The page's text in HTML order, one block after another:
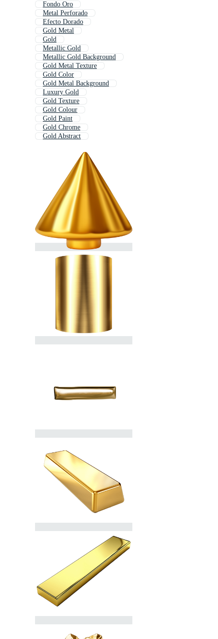
Fondo Oro
Metal Perforado
Efecto Dorado
Gold Metal
Gold
Metallic Gold
Metallic Gold Background
Gold Metal Texture
Gold Color
Gold Metal Background
Luxury Gold
Gold Texture
Gold Colour
Gold Paint
Gold Chrome
Gold Abstract